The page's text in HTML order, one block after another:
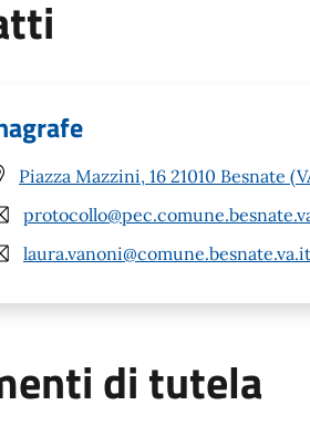
Piazza Mazzini, 16 21010 Besnate
laura.vanoni@comune.besnate.va.it
di tutela